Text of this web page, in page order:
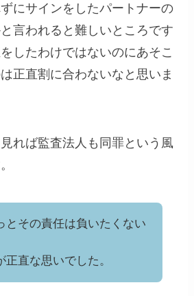
にサインをしたパートナーの
言われると難しいところです
したわけではないのにあそこ
正直割に合わないなと思いま
れば監査法人も同罪という風
とその責任は負いたくない
正直な思いでした。